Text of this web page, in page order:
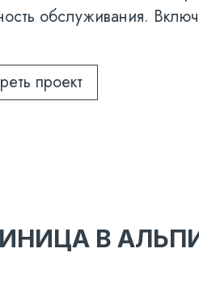
обслуживания.
проект
В